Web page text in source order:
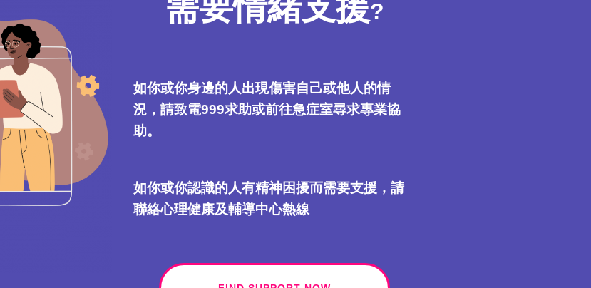
?
如你或你身邊的人出現傷害自己或他人的情
況，請致電999求助或前往急症室尋求專業協
助。
如你或你認識的人有精神困擾而需要支援，請
聯絡心理健康及輔導中心熱線